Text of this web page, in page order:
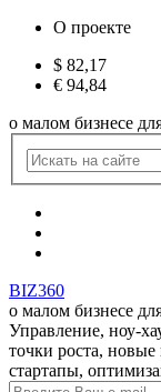
О проекте
$ 82,17
€ 94,84
о малом бизнесе
BIZ360
о малом бизнесе
Управление, ноу-
точки роста,
стартапы,